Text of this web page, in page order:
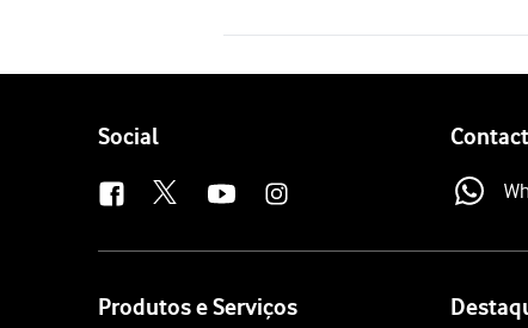
Follow
Social
Produtos e Serviços